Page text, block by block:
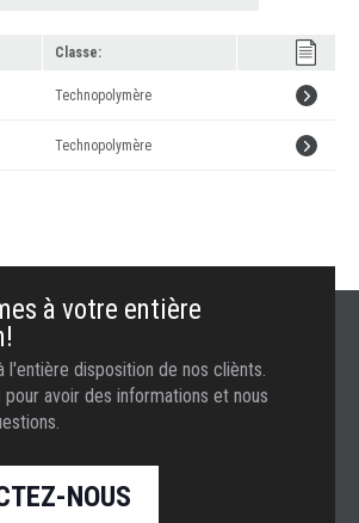
Classe:
Technopolymère
En
plus
Technopolymère
En
à votre entière
l'entière disposition de nos cliènts.
avoir des informations et nous
NOUS